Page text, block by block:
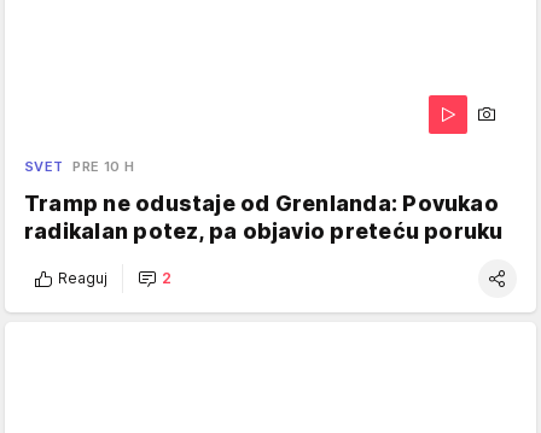
SVET PRE 10 H
Tramp ne odustaje od Grenlanda: Povukao
radikalan potez, pa objavio preteću poruku
Reaguj 2